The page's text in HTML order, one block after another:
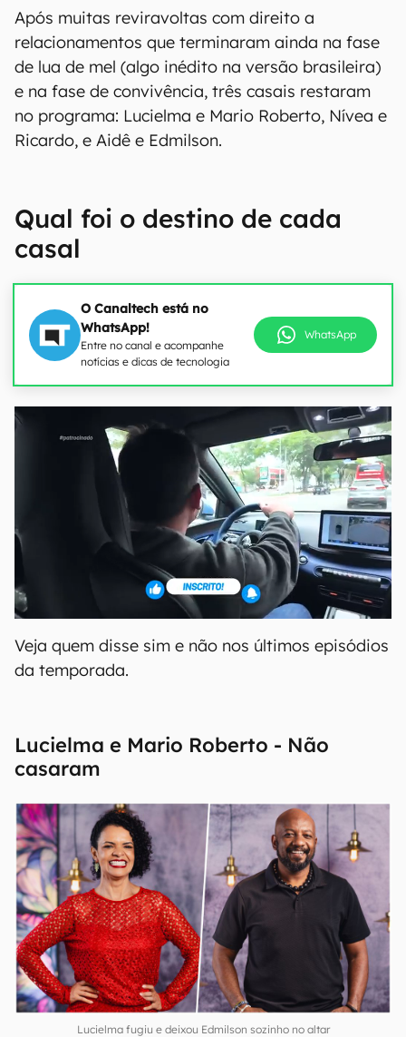
Após muitas reviravoltas com direito a
relacionamentos que terminaram ainda na fase
de lua de mel (algo inédito na versão brasileira)
e na fase de convivência, três casais restaram
no programa: Lucielma e Mario Roberto, Nívea e
Ricardo, e Aidê e Edmilson.
Qual foi o destino de cada
casal
O Canaltech está no
WhatsApp!
Entre no canal e acompanhe
notícias e dicas de tecnologia
WhatsApp
Veja quem disse sim e não nos últimos episódios
da temporada.
Lucielma e Mario Roberto - Não
casaram
Lucielma fugiu e deixou Edmilson sozinho no altar